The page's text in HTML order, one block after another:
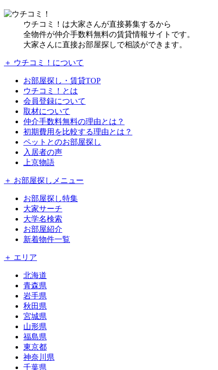
ウチコミ！は大家さんが直接募集するから
全物件が仲介手数料無料の賃貸情報サイトです。
大家さんに直接お部屋探しで相談ができます。
＋ ウチコミ！について
お部屋探し・賃貸TOP
ウチコミ！とは
会員登録について
取材について
仲介手数料無料の理由とは？
初期費用を比較する理由とは？
ペットとのお部屋探し
入居者の声
上京物語
＋ お部屋探しメニュー
お部屋探し特集
大家サーチ
大学名検索
お部屋紹介
新着物件一覧
＋ エリア
北海道
青森県
岩手県
秋田県
宮城県
山形県
福島県
東京都
神奈川県
千葉県